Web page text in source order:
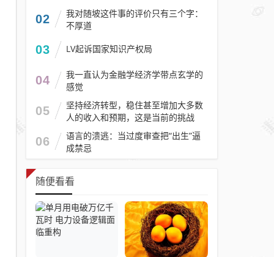
02
我对随坡这件事的评价只有三个字：
不厚道
03 LV起诉国家知识产权局
04
我一直认为金融学经济学带点玄学的
感觉
05
坚持经济转型，稳住甚至增加大多数
人的收入和预期，这是当前的挑战
06
语言的溃逃：当过度审查把“出生”逼
成禁忌
随便看看